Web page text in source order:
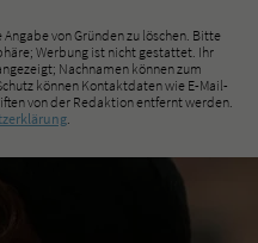
von Gründen zu löschen. Bitte
Werbung ist nicht gestattet. Ihr
Nachnamen können zum
können Kontaktdaten wie E-Mail-
von der Redaktion entfernt werden.
.